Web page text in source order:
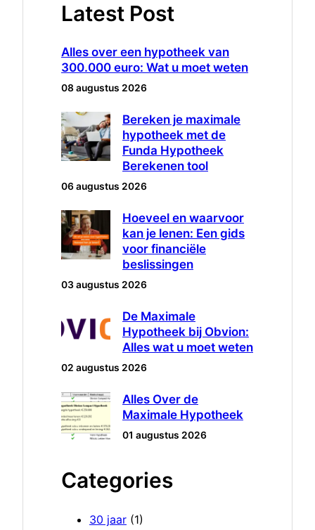
Latest Post
Alles over een hypotheek van
300.000 euro: Wat u moet weten
08 augustus 2026
Bereken je maximale
hypotheek met de
Funda Hypotheek
Berekenen tool
06 augustus 2026
Hoeveel en waarvoor
kan je lenen: Een gids
voor financiële
beslissingen
03 augustus 2026
De Maximale
Hypotheek bij Obvion:
Alles wat u moet weten
02 augustus 2026
Alles Over de
Maximale Hypotheek
01 augustus 2026
Categories
30 jaar (1)